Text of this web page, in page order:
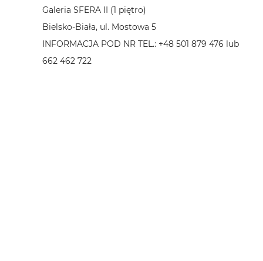
Galeria SFERA II (1 piętro)
Bielsko-Biała, ul. Mostowa 5
INFORMACJA POD NR TEL.: +48 501 879 476 lub
662 462 722